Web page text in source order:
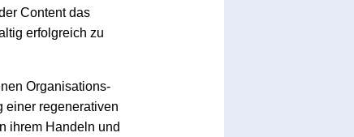
Content das
erfolgreich zu
Organisations-
einer regenerativen
ihrem Handeln und